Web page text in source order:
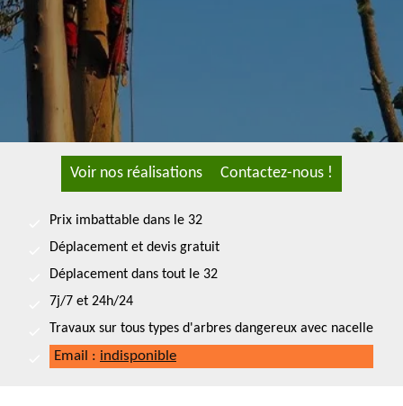
Voir nos réalisations Contactez-nous !
Prix imbattable dans le 32
Déplacement et devis gratuit
Déplacement dans tout le 32
7j/7 et 24h/24
Travaux sur tous types d'arbres dangereux avec nacelle
Email : indisponible